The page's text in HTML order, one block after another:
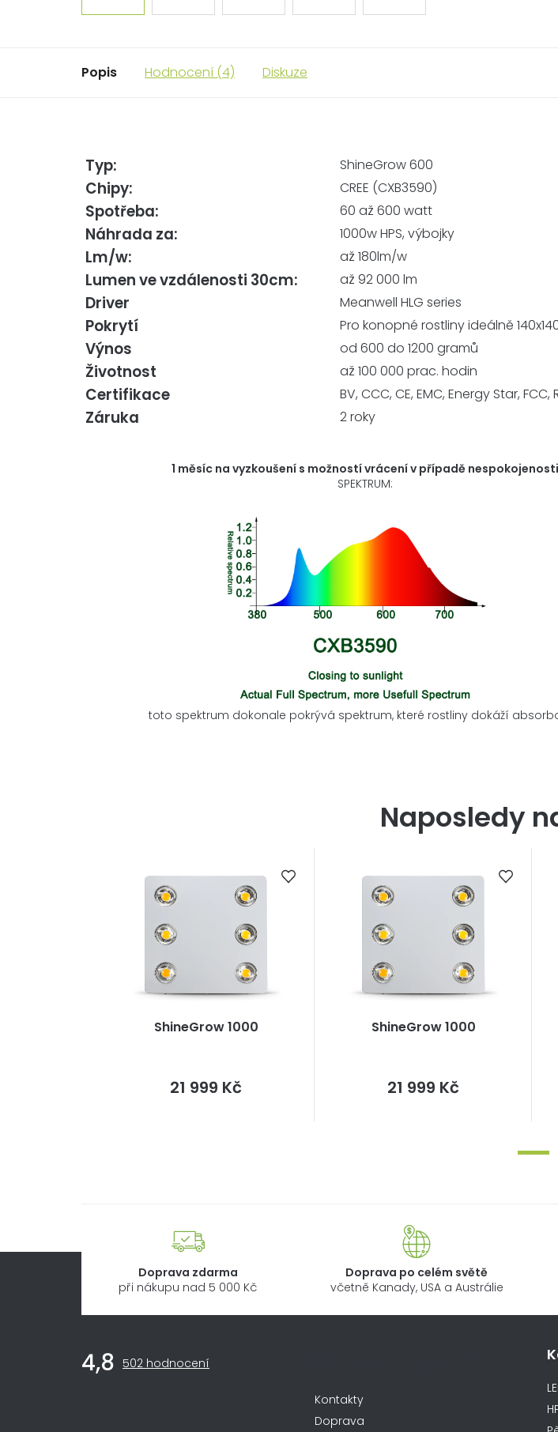
Popis Hodnocení (4) Diskuze
Typ: ShineGrow 600
Chipy: CREE (CXB3590)
Spotřeba: 60 až 600 watt
Náhrada za: 1000w HPS, výbojky
Lm/w: až 180lm/w
Lumen ve vzdálenosti 30cm: až 92 000 lm
Driver Meanwell HLG series
Pokrytí Pro konopné rostliny ideálně
Výnos od 600 do 1200 gramů
Životnost až 100 000 prac. hodin
Certifikace BV, CCC, CE, EMC, Energy Star, FCC,
Záruka 2 roky
1 měsíc na vyzkoušení s možností vrácení v případě nespokojenosti
SPEKTRUM:
toto spektrum dokonale pokrývá spektrum, které rostliny dokáží
Naposledy
ShineGrow 1000
21 999 Kčcena:
ShineGrow 1000
21 999 Kčcena:
Doprava zdarma
při nákupu nad 5 000 Kč
Doprava po celém světě
včetně Kanady, USA a Austrálie
4,8 Průměrné
502 hodnocení
Kontakty
Doprava